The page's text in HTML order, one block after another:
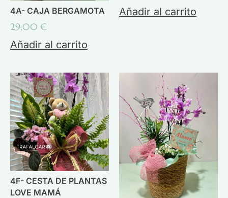
4A- CAJA BERGAMOTA
29,00 €
Añadir al carrito
Añadir al carrito
4F- CESTA DE PLANTAS
LOVE MAMÁ